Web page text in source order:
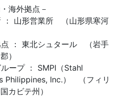
海外拠点－
山形営業所 （山形県寒河
： 東北シュタール （岩手
）
ープ ： SMPI（Stahl
Philippines, Inc.） （フィリ
カビテ州）